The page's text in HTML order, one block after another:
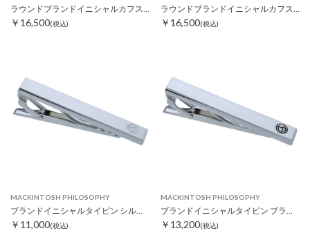
ラウンドブランドイニシャルカフス ブラック
￥16,500(税込)
ラウンドブランドイニシャルカフス ネイビー
￥16,500(税込)
MACKINTOSH PHILOSOPHY
￥11,000(税込)
MACKINTOSH PHILOSOPHY
￥13,200(税込)